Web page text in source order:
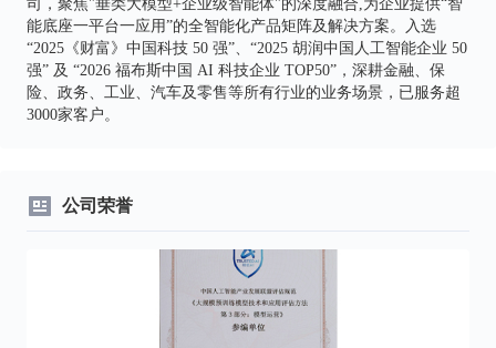
司，聚焦"垂类大模型+企业级智能体"的深度融合,为企业提供“智
能底座一平台一应用”的全智能化产品矩阵及解决方案。入选
“2025《财富》中国科技 50 强”、“2025 胡润中国人工智能企业 50
强” 及 “2026 福布斯中国 AI 科技企业 TOP50”，深耕金融、保
险、政务、工业、汽车及零售等所有行业的业务场景，已服务超
3000家客户。
公司荣誉